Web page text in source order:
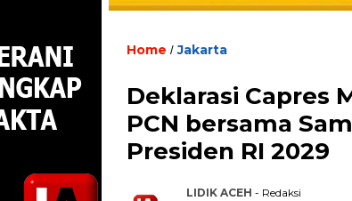
Home /Jakarta
Deklarasi Capres
PCN bersama
Presiden RI 2029
LIDIK ACEH - Redaksi